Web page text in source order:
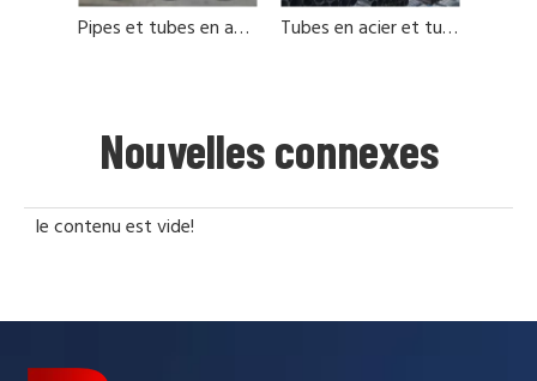
Pipes et tubes en acier en Chine Tubes en acier et tuyaux chinois
Nouvelles connexes
le contenu est vide!